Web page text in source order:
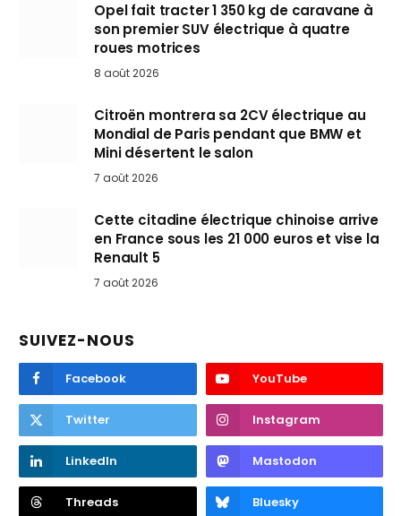
Opel fait tracter 1 350 kg de caravane à
son premier SUV électrique à quatre
roues motrices
8 août 2026
Citroën montrera sa 2CV électrique au
Mondial de Paris pendant que BMW et
Mini désertent le salon
7 août 2026
Cette citadine électrique chinoise arrive
en France sous les 21 000 euros et vise la
Renault 5
7 août 2026
SUIVEZ-NOUS
Facebook YouTube
Twitter Instagram
LinkedIn Mastodon
Threads Bluesky